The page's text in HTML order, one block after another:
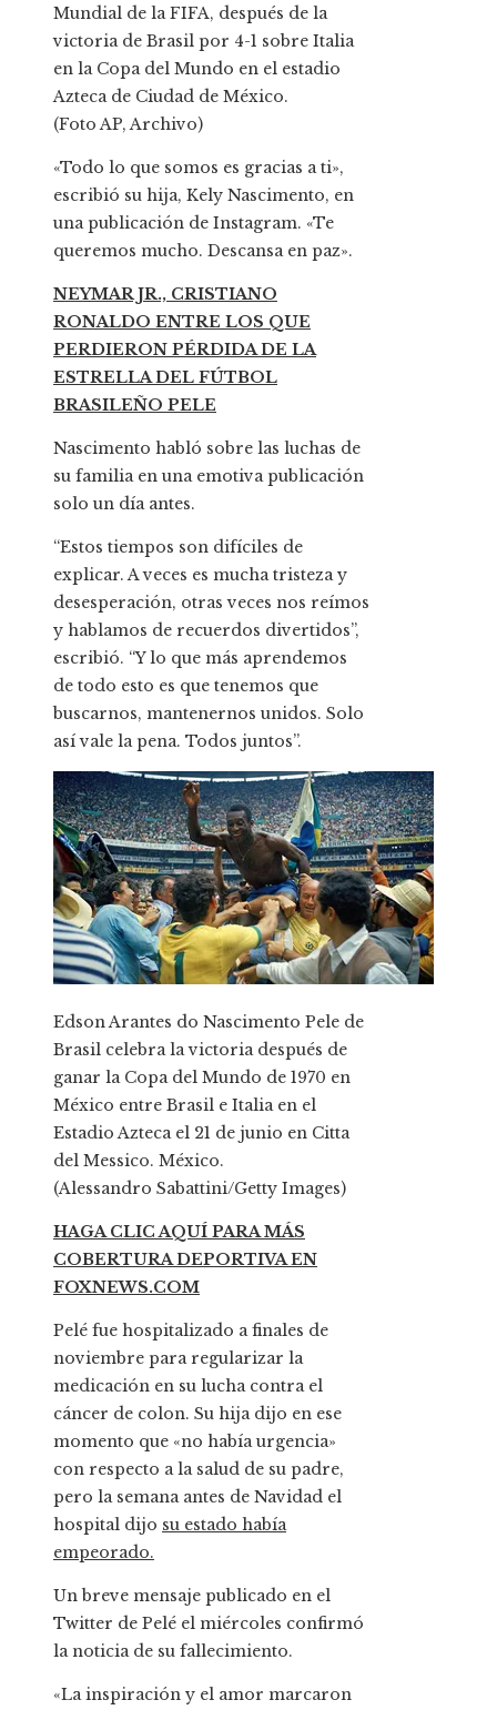
Mundial de la FIFA, después de la
victoria de Brasil por 4-1 sobre Italia
en la Copa del Mundo en el estadio
Azteca de Ciudad de México.
(Foto AP, Archivo)
«Todo lo que somos es gracias a ti»,
escribió su hija, Kely Nascimento, en
una publicación de Instagram. «Te
queremos mucho. Descansa en paz».
NEYMAR JR., CRISTIANO
RONALDO ENTRE LOS QUE
PERDIERON PÉRDIDA DE LA
ESTRELLA DEL FÚTBOL
BRASILEÑO PELE
Nascimento habló sobre las luchas de
su familia en una emotiva publicación
solo un día antes.
“Estos tiempos son difíciles de
explicar. A veces es mucha tristeza y
desesperación, otras veces nos reímos
y hablamos de recuerdos divertidos”,
escribió. “Y lo que más aprendemos
de todo esto es que tenemos que
buscarnos, mantenernos unidos. Solo
así vale la pena. Todos juntos”.
Edson Arantes do Nascimento Pele de
Brasil celebra la victoria después de
ganar la Copa del Mundo de 1970 en
México entre Brasil e Italia en el
Estadio Azteca el 21 de junio en Citta
del Messico. México.
(Alessandro Sabattini/Getty Images)
HAGA CLIC AQUÍ PARA MÁS
COBERTURA DEPORTIVA EN
FOXNEWS.COM
Pelé fue hospitalizado a finales de
noviembre para regularizar la
medicación en su lucha contra el
cáncer de colon. Su hija dijo en ese
momento que «no había urgencia»
con respecto a la salud de su padre,
pero la semana antes de Navidad el
hospital dijo su estado había
empeorado.
Un breve mensaje publicado en el
Twitter de Pelé el miércoles confirmó
la noticia de su fallecimiento.
«La inspiración y el amor marcaron